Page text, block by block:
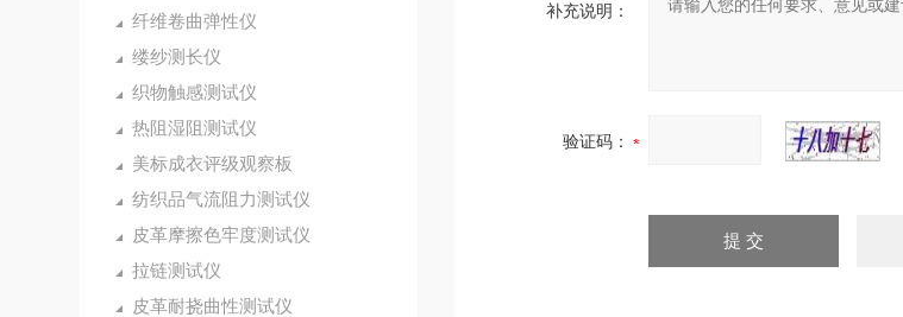
纤维卷曲弹性仪
缕纱测长仪
织物触感测试仪
热阻湿阻测试仪
美标成衣评级观察板
纺织品气流阻力测试仪
皮革摩擦色牢度测试仪
拉链测试仪
皮革耐挠曲性测试仪
补充说明：
验证码：